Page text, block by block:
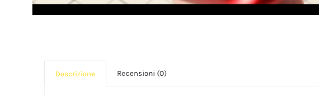
Descrizione Recensioni (0)